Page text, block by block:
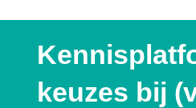
keuzes bij